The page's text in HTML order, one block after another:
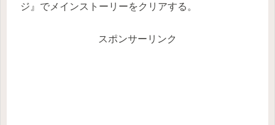
ジ』でメインストーリーをクリアする。
スポンサーリンク